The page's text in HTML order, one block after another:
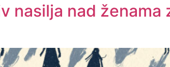
nasilja nad